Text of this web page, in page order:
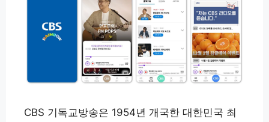
CBS 기독교방송은 1954년 개국한 대한민국 최